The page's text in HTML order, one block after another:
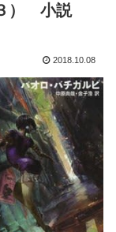
） 小説
2018.10.08